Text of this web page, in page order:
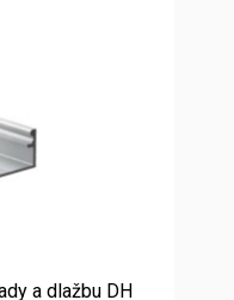
a dlažbu DH